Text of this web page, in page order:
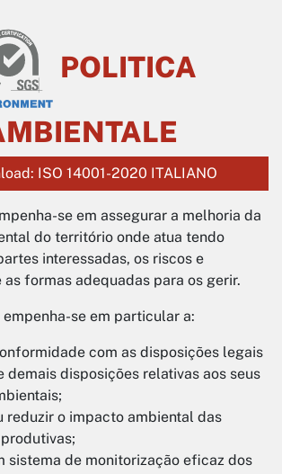
POLITICA
ISO 14001-2020 ITALIANO
se em assegurar a melhoria da
do território onde atua tendo
interessadas, os riscos e
formas adequadas para os gerir.
empenha-se em particular a:
com as disposições legais
demais disposições relativas aos seus
reduzir o impacto ambiental das
sistema de monitorização eficaz dos